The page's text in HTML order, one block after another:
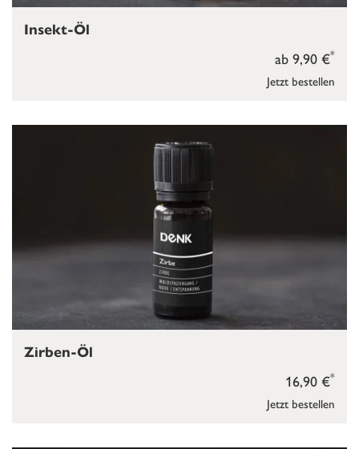
Jetzt bestellen
ab 9,90 €*
Insekt-Öl
Jetzt bestellen
16,90 €*
Zirben-Öl